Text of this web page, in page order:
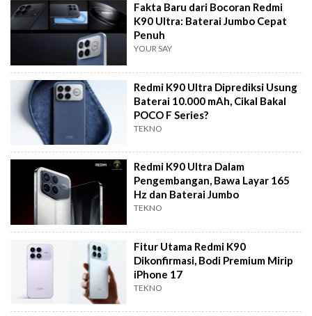
Fakta Baru dari Bocoran Redmi
K90 Ultra: Baterai Jumbo Cepat
Penuh
YOUR SAY
Redmi K90 Ultra Diprediksi Usung
Baterai 10.000 mAh, Cikal Bakal
POCO F Series?
TEKNO
Redmi K90 Ultra Dalam
Pengembangan, Bawa Layar 165
Hz dan Baterai Jumbo
TEKNO
Fitur Utama Redmi K90
Dikonfirmasi, Bodi Premium Mirip
iPhone 17
TEKNO